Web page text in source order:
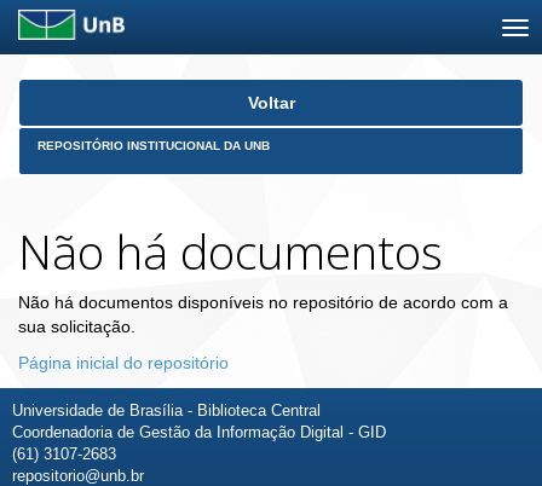
Skip
Voltar
REPOSITÓRIO INSTITUCIONAL DA UNB
Não há documentos
Não há documentos disponíveis no repositório de acordo com a
sua solicitação.
Página inicial do repositório
Universidade de Brasília - Biblioteca Central
Coordenadoria de Gestão da Informação Digital - GID
(61) 3107-2683
repositorio@unb.br